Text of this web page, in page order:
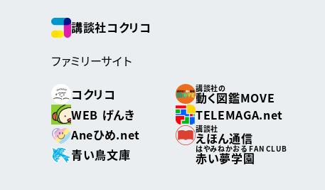
講談社コクリコ
ファミリーサイト
コクリコ
講談社の
動く図鑑MOVE
WEB げんき
TELEMAGA.net
Aneひめ.net
講談社
えほん通信
青い鳥文庫
はやみねかおる FAN CLUB
赤い夢学園